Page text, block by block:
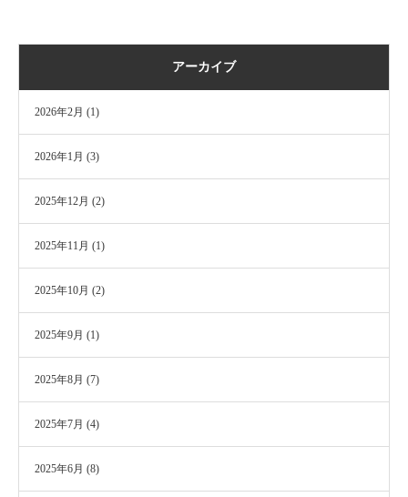
アーカイブ
2026年2月 (1)
2026年1月 (3)
2025年12月 (2)
2025年11月 (1)
2025年10月 (2)
2025年9月 (1)
2025年8月 (7)
2025年7月 (4)
2025年6月 (8)